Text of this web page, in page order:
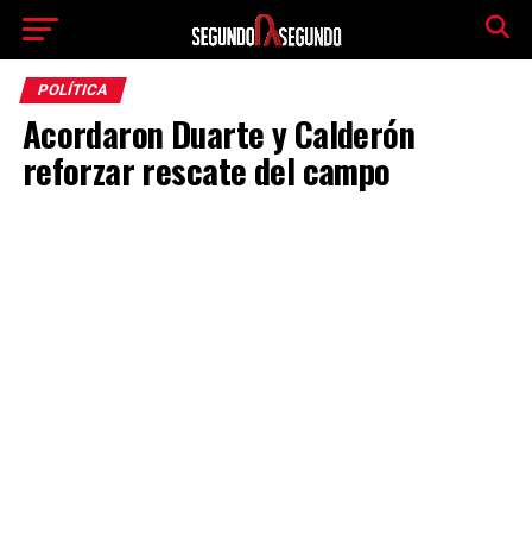
POLÍTICA
Acordaron Duarte y Calderón
reforzar rescate del campo